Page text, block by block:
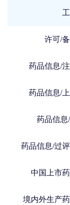
许可/
药品信息/
药品信息/
药品信息
药品信息/过
中国上市
境内外生产